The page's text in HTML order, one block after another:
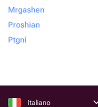
Mrgashen
Proshian
Ptgni
Italiano